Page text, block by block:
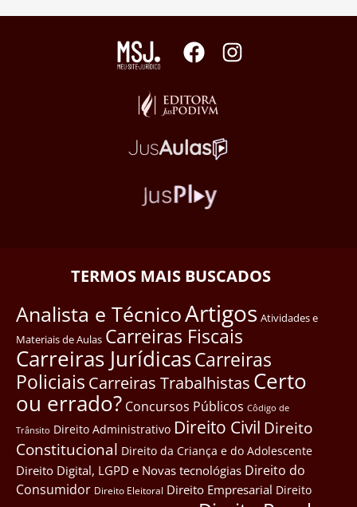
TERMOS MAIS BUSCADOS
Analista e TécnicoArtigos Atividades e
Materiais de Aulas Carreiras Fiscais
Carreiras JurídicasCarreiras
Policiais Carreiras Trabalhistas Certo
ou errado? Concursos Públicos Côdigo de
Trânsito Direito Administrativo Direito Civil Direito
Constitucional Direito da Criança e do Adolescente
Direito Digital, LGPD e Novas tecnológias Direito do
Consumidor Direito Eleitoral Direito Empresarial Direito